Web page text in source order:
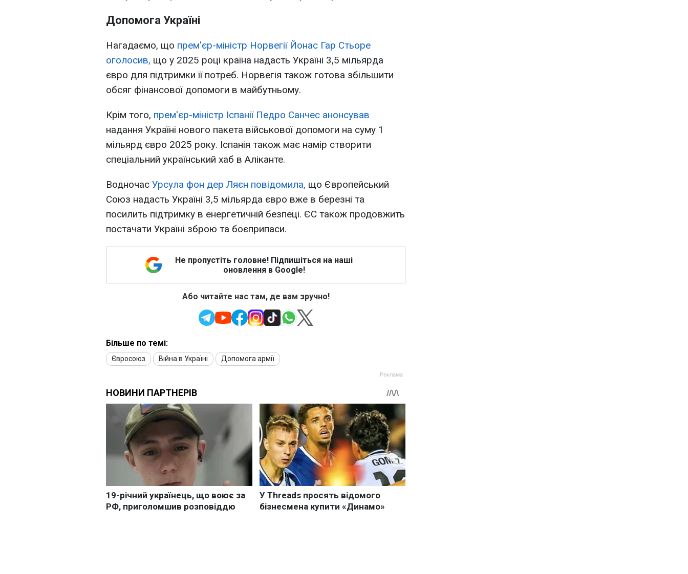
Допомога Україні
Нагадаємо, що прем'єр-міністр Норвегії Йонас Гар Стьоре
оголосив, що у 2025 році країна надасть Україні 3,5 мільярда
євро для підтримки її потреб. Норвегія також готова збільшити
обсяг фінансової допомоги в майбутньому.
Крім того, прем'єр-міністр Іспанії Педро Санчес анонсував
надання Україні нового пакета військової допомоги на суму 1
мільярд євро 2025 року. Іспанія також має намір створити
спеціальний український хаб в Аліканте.
Водночас Урсула фон дер Ляєн повідомила, що Європейський
Союз надасть Україні 3,5 мільярда євро вже в березні та
посилить підтримку в енергетичній безпеці. ЄС також продовжить
постачати Україні зброю та боєприпаси.
Не пропустіть головне! Підпишіться на наші
оновлення в Google!
Або читайте нас там, де вам зручно!
Більше по темі:
Євросоюз Війна в Україні Допомога армії